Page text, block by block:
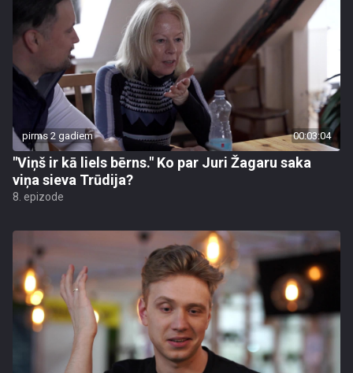
pirms 2 gadiem 00:03:04
"Viņš ir kā liels bērns." Ko par Juri Žagaru saka
viņa sieva Trūdija?
8. epizode